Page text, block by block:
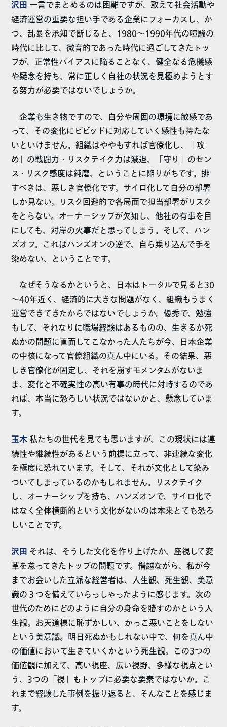
沢田 一言でまとめるのは困難ですが、敢えて社会活動や
経済運営の重要な担い手である企業にフォーカスし、か
つ、乱暴を承知で断じると、1980～1990年代の喧騒の
時代に比して、微音的であった時代に過ごしてきたトッ
プが、正常性バイアスに陥ることなく、健全なる危機感
や疑念を持ち、常に正しく自社の状況を見極めようとす
る努力が必要ではないでしょうか。
企業も生き物ですので、自分や周囲の環境に敏感であ
って、その変化にビビッドに対応していく感性も持たな
いといけません。組織はややもすれば官僚化し、「攻
め」の戦闘力・リスクテイク力は減退、「守り」のセン
ス・リスク感度は鈍磨、ということに陥りがちです。排
すべきは、悪しき官僚化です。サイロ化して自分の部署
しか見ない。リスク回避的で各局面で担当部署がリスク
をとらない。オーナーシップが欠如し、他社の有事を目
にしても、対岸の火事だと思ってしまう。そして、ハン
ズオフ。これはハンズオンの逆で、自ら乗り込んで手を
染めない、ということです。
なぜそうなるかというと、日本はトータルで見ると30
～40年近く、経済的に大きな問題がなく、組織もうまく
運営できてきたからではないでしょうか。優秀で、勉強
もして、それなりに職場経験はあるものの、生きるか死
ぬかの問題に直面してこなかった人たちが今、日本企業
の中核になって官僚組織の真ん中にいる。その結果、悪
しき官僚化が固定し、それを崩すモメンタムがないま
ま、変化と不確実性の高い有事の時代に対峙するのであ
れば、本当に恐ろしい状況ではないかと、懸念していま
す。
玉木私たちの世代を見ても思いますが、この現状には連
続性や継続性があるという前提に立って、非連続な変化
を極度に恐れています。そして、それが文化として染み
ついてしまっているのかもしれません。リスクテイク
し、オーナーシップを持ち、ハンズオンで、サイロ化で
はなく全体横断的という文化がないのは本来とても恐ろ
しいことです。
沢田 それは、そうした文化を作り上げたか、座視して変
革を怠ってきたトップの問題です。僭越ながら、私が今
までお会いした立派な経営者は、人生観、死生観、美意
識の３つを備えていらっしゃったように感じます。次の
世代のためにどのように自分の身命を賭すのかという人
生観。お天道様に恥ずかしい、かっこ悪いことをしない
という美意識。明日死ぬかもしれない中で、何を真ん中
の価値において生きていくかという死生観。この3つの
価値観に加えて、高い視座、広い視野、多様な視点とい
う、3つの「視」もトップに必要な要素ではないか。こ
れまで経験した事例を振り返ると、そんなことを感じま
す。